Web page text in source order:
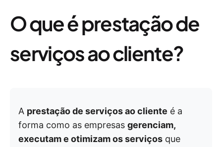
O que é prestação de
serviços ao cliente?
A prestação de serviços ao cliente é a
forma como as empresas gerenciam,
executam e otimizam os serviços que